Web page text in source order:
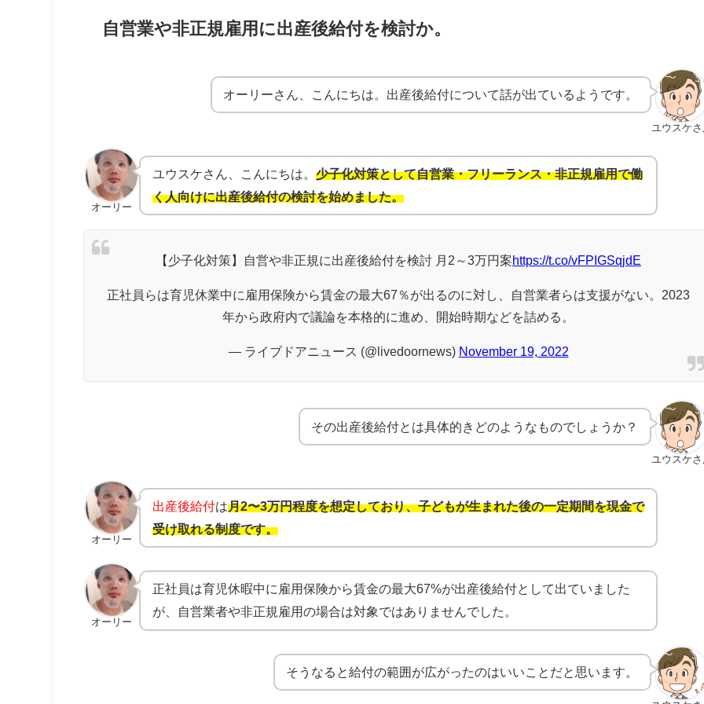
自営業や非正規雇用に出産後給付を検討か。
ユウスケさ
オーリーさん、こんにちは。出産後給付について話が出ているようです。
オーリー
ユウスケさん、こんにちは。 少子化対策として自営業・フリーランス・非正規雇用で働
く人向けに出産後給付の検討を始めました。
【少子化対策】自営や非正規に出産後給付を検討 月2～3万円案https://t.co/vFPIGSqjdE
正社員らは育児休業中に雇用保険から賃金の最大67％が出るのに対し、自営業者らは支援がない。2023
年から政府内で議論を本格的に進め、開始時期などを詰める。
— ライブドアニュース (@livedoornews) November 19, 2022
ユウスケさ
その出産後給付とは具体的きどのようなものでしょうか？
オーリー
出産後給付は月2〜3万円程度を想定しており、子どもが生まれた後の一定期間を現金で
受け取れる制度です。
オーリー
正社員は育児休暇中に雇用保険から賃金の最大67%が出産後給付として出ていました
が、自営業者や非正規雇用の場合は対象ではありませんでした。
そうなると給付の範囲が広がったのはいいことだと思います。